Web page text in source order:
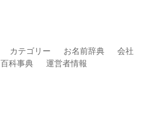
カテゴリー お名前辞典
会社
百科事典 運営者情報